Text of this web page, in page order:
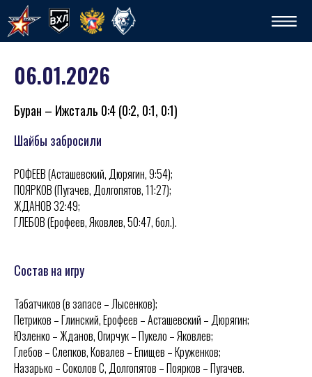
06.01.2026
Буран – Ижсталь 0:4 (0:2, 0:1, 0:1)
Шайбы забросили
РОФЕЕВ (Асташевский, Дюрягин, 9:54);
ПОЯРКОВ (Пугачев, Долгопятов, 11:27);
ЖДАНОВ 32:49;
ГЛЕБОВ (Ерофеев, Яковлев, 50:47, бол.).
Состав на игру
Табатчиков (в запасе – Лысенков);
Петриков – Глинский, Ерофеев – Асташевский – Дюрягин;
Юзленко – Жданов, Огирчук – Пукело – Яковлев;
Глебов – Слепков, Ковалев – Епищев – Круженков;
Назарько – Соколов С, Долгопятов – Поярков – Пугачев.